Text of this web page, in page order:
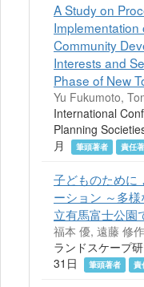
A Study on
Implementation
Community
Interests and
Phase of New
Yu Fukumoto,
International
Planning
月
筆頭著者 責任
子どものために
ーション ～多
立有馬富士公園
福本 優, 遠藤 修
ランドスケープ
31日
筆頭著者 責